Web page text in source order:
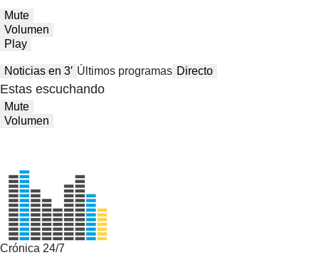
Mute
Volumen
Play
Noticias en 3′ Últimos programas Directo
Estas escuchando
Mute
Volumen
Crónica 24/7